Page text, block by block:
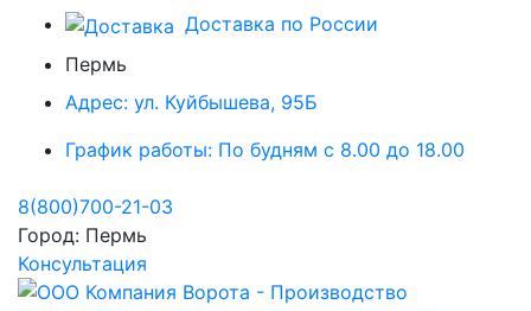
Доставка по России
Пермь
Адрес: ул. Куйбышева, 95Б
График работы: По будням с 8.00 до 18.00
8(800)700-21-03
Город: Пермь
Консультация